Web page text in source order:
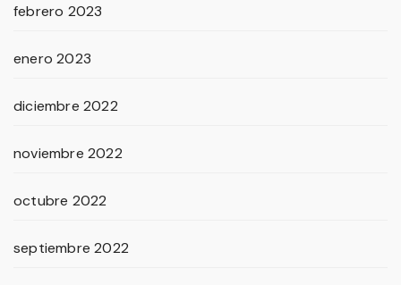
febrero 2023
enero 2023
diciembre 2022
noviembre 2022
octubre 2022
septiembre 2022